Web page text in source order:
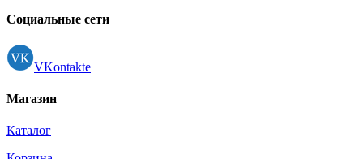
Социальные сети
VKontakte
Магазин
Каталог